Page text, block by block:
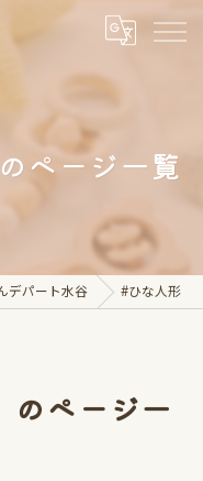
ページ一覧
デパート水谷 #ひな人形
のページ一